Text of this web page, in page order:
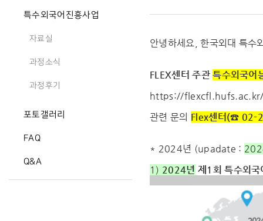
특수외국어진흥사업
자료실
과정소식
과정후기
포토갤러리
FAQ
Q&A
안녕하세요, 한국외대 특수
FLEX센터 주관특수외국어
https://
관련 문의 Flex센터(☎ 02-
* 2024년 (upadate :
1) 2024년 제1회 특수외